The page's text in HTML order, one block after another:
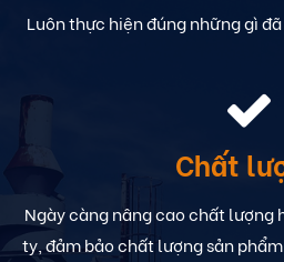
Luôn thực hiện đúng những gì
Chất
Ngày càng nâng cao chất lượng
ty, đảm bảo chất lượng sản